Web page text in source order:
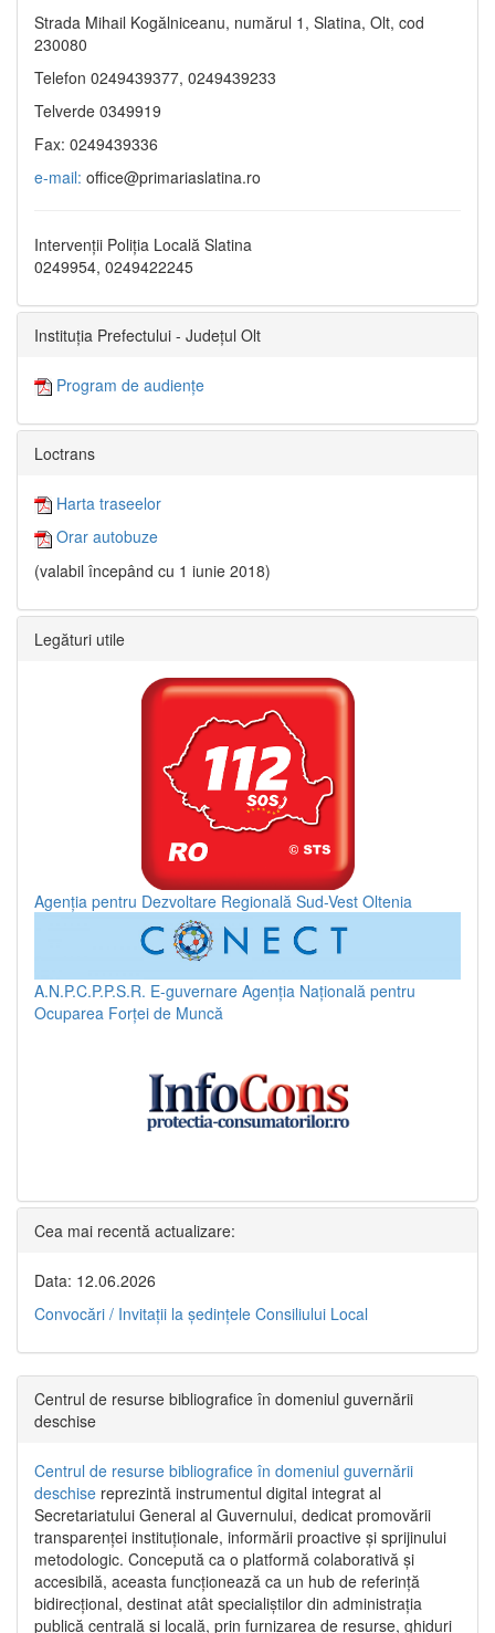
Strada Mihail Kogălniceanu, numărul 1, Slatina, Olt, cod
230080
Telefon 0249439377, 0249439233
Telverde 0349919
Fax: 0249439336
e-mail: office@primariaslatina.ro
Intervenții Poliția Locală Slatina
0249954, 0249422245
Instituția Prefectului - Județul Olt
Program de audiențe
Loctrans
Harta traseelor
Orar autobuze
(valabil începând cu 1 iunie 2018)
Legături utile
Agenția pentru Dezvoltare Regională Sud-Vest Oltenia
A.N.P.C.P.P.S.R. E-guvernare Agenția Națională pentru
Ocuparea Forței de Muncă
Cea mai recentă actualizare:
Data: 12.06.2026
Convocări / Invitaţii la şedinţele Consiliului Local
Centrul de resurse bibliografice în domeniul guvernării
deschise
Centrul de resurse bibliografice în domeniul guvernării
deschise reprezintă instrumentul digital integrat al
Secretariatului General al Guvernului, dedicat promovării
transparenței instituționale, informării proactive și sprijinului
metodologic. Concepută ca o platformă colaborativă și
accesibilă, aceasta funcționează ca un hub de referință
bidirecțional, destinat atât specialiștilor din administrația
publică centrală și locală, prin furnizarea de resurse, ghiduri